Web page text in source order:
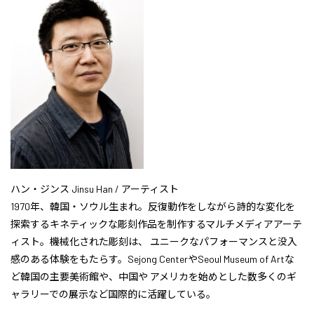
ハン・ジンス Jinsu Han / アーティスト
1970年、韓国・ソウル生まれ。反復動作をしながら詩的な変化を
探索するキネティックな彫刻作品を制作するマルチメディアアーテ
ィスト。機械化された彫刻は、 ユニークなパフォーマンスと没入
感のある体験をもたらす。Sejong CenterやSeoul Museum of Artな
ど韓国の主要美術館や、中国や アメリカを始めとした数多くのギ
ャラリーでの展示など国際的に活躍している。